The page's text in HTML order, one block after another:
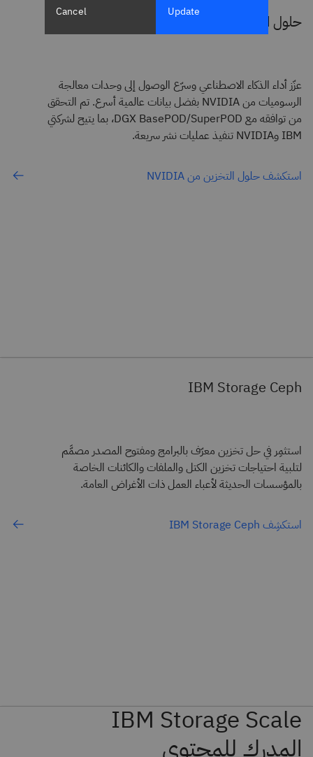
حلول التخزين من NVIDIA
عزّز أداء الذكاء الاصطناعي وسرّع الوصول إلى وحدات معالجة
الرسوميات من NVIDIA بفضل بيانات عالمية أسرع. تم التحقق
من توافقه مع DGX BasePOD/SuperPOD، بما يتيح لشركتي
IBM وNVIDIA تنفيذ عمليات نشر سريعة.
استكشف حلول التخزين من NVIDIA
IBM Storage Ceph
استثمِر في حل تخزين معرّف بالبرامج ومفتوح المصدر مصمَّم
لتلبية احتياجات تخزين الكتل والملفات والكائنات الخاصة
بالمؤسسات الحديثة لأعباء العمل ذات الأغراض العامة.
استكشِف IBM Storage Ceph
IBM Storage Scale
المدرك للمحتوى
Cancel Update